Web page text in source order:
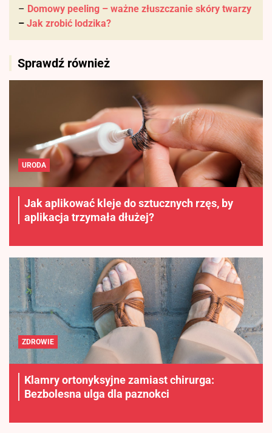
– Domowy peeling – ważne złuszczanie skóry twarzy
– Jak zrobić lodzika?
Sprawdź również
URODA
Jak aplikować kleje do sztucznych rzęs, by
aplikacja trzymała dłużej?
ZDROWIE
Klamry ortonyksyjne zamiast chirurga:
Bezbolesna ulga dla paznokci